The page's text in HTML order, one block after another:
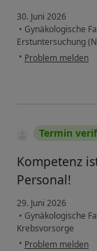
30. Juni 2026
• Gynäkologische
Erstuntersuchung
• Problem melden
Termin
Kompetenz
Personal!
29. Juni 2026
• Gynäkologische
Krebsvorsorge
• Problem melden